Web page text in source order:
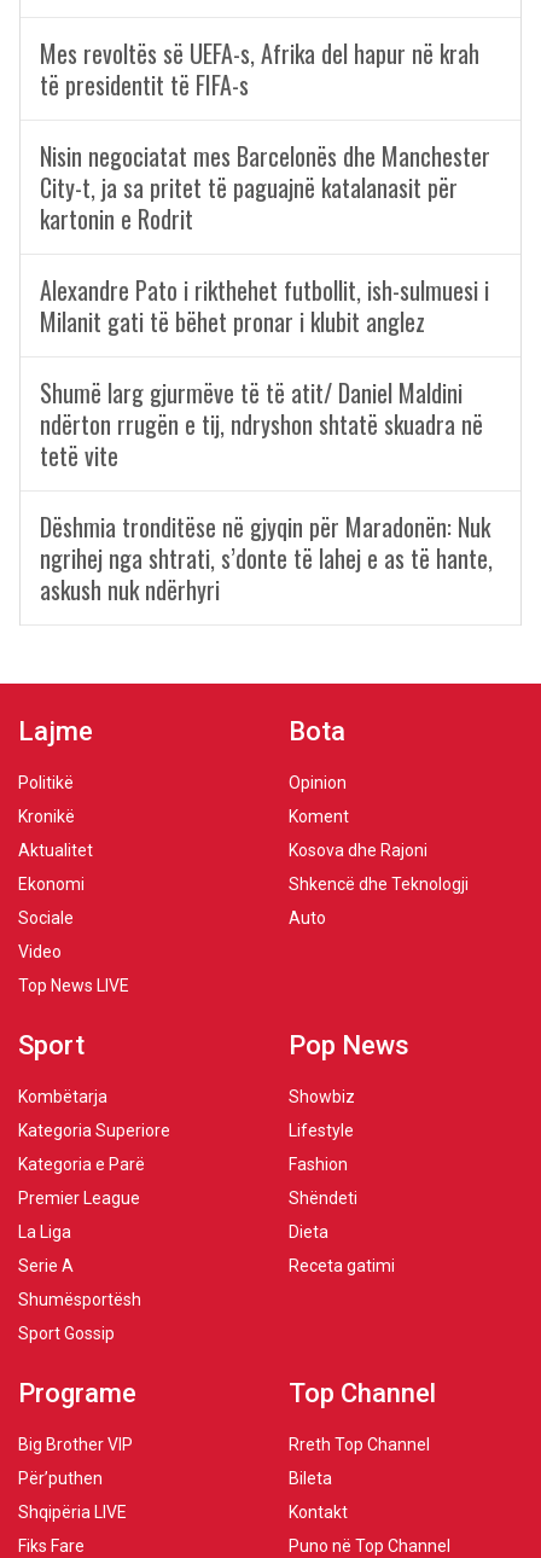
Mes revoltës së UEFA-s, Afrika del hapur në krah
të presidentit të FIFA-s
Nisin negociatat mes Barcelonës dhe Manchester
City-t, ja sa pritet të paguajnë katalanasit për
kartonin e Rodrit
Alexandre Pato i rikthehet futbollit, ish-sulmuesi i
Milanit gati të bëhet pronar i klubit anglez
Shumë larg gjurmëve të të atit/ Daniel Maldini
ndërton rrugën e tij, ndryshon shtatë skuadra në
tetë vite
Dëshmia tronditëse në gjyqin për Maradonën: Nuk
ngrihej nga shtrati, s’donte të lahej e as të hante,
askush nuk ndërhyri
Lajme
Politikë
Kronikë
Aktualitet
Ekonomi
Sociale
Video
Top News LIVE
Bota
Opinion
Koment
Kosova dhe Rajoni
Shkencë dhe Teknologji
Auto
Sport
Kombëtarja
Kategoria Superiore
Kategoria e Parë
Premier League
La Liga
Serie A
Shumësportësh
Sport Gossip
Pop News
Showbiz
Lifestyle
Fashion
Shëndeti
Dieta
Receta gatimi
Programe
Big Brother VIP
Për’puthen
Shqipëria LIVE
Fiks Fare
Top Channel
Rreth Top Channel
Bileta
Kontakt
Puno në Top Channel